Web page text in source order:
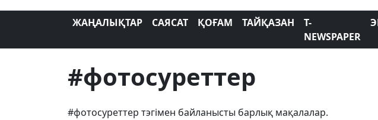
ЖАҢАЛЫҚТАР САЯСАТ ҚОҒАМ ТАЙҚАЗАН
T-
NEWSPAPER
#фотосуреттер
#фотосуреттер тэгімен байланысты барлық мақалалар.